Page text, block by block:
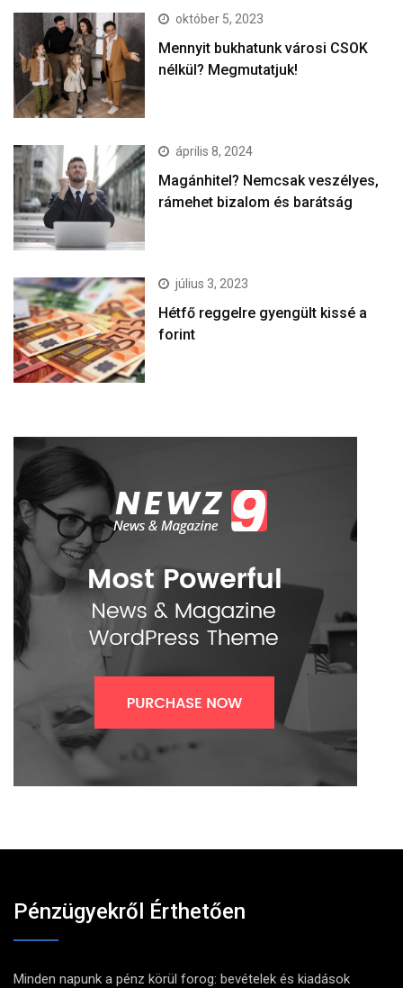
október 5, 2023
Mennyit bukhatunk városi CSOK
nélkül? Megmutatjuk!
április 8, 2024
Magánhitel? Nemcsak veszélyes,
rámehet bizalom és barátság
július 3, 2023
Hétfő reggelre gyengült kissé a
forint
Pénzügyekről Érthetően
Minden napunk a pénz körül forog: bevételek és kiadások